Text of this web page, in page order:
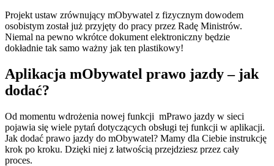
Projekt ustaw zrównujący mObywatel z fizycznym dowodem
osobistym został już przyjęty do pracy przez Radę Ministrów.
Niemal na pewno wkrótce dokument elektroniczny będzie
dokładnie tak samo ważny jak ten plastikowy!
Aplikacja mObywatel prawo jazdy – jak
dodać?
Od momentu wdrożenia nowej funkcji mPrawo jazdy w sieci
pojawia się wiele pytań dotyczących obsługi tej funkcji w aplikacji.
Jak dodać prawo jazdy do mObywatel? Mamy dla Ciebie instrukcję
krok po kroku. Dzięki niej z łatwością przejdziesz przez cały
proces.